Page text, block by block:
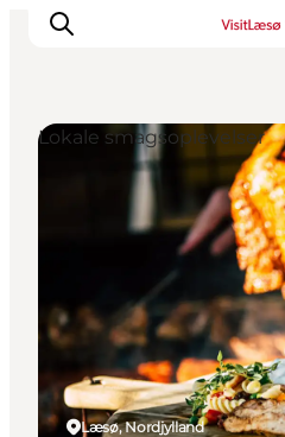
Læsø, Nordjylland
Lokale smagsoplevelser